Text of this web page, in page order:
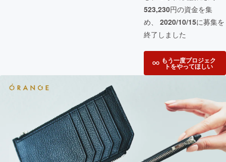
523,230円の資金を集
め、 2020/10/15に募集を
終了しました
もう一度プロジェク
トをやってほしい